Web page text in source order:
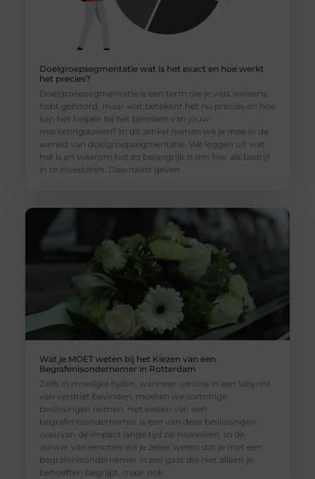
Doelgroepsegmentatie wat is het exact en hoe werkt
het precies?
Doelgroepsegmentatie is een term die je vast weleens
hebt gehoord, maar wat betekent het nu precies en hoe
kan het helpen bij het bereiken van jouw
marketingdoelen? In dit artikel nemen we je mee in de
wereld van doelgroepsegmentatie. We leggen uit wat
het is en waarom het zo belangrijk is om hier als bedrijf
in te investeren. Daarnaast geven
Wat je MOET weten bij het Kiezen van een
Begrafenisondernemer in Rotterdam
Zelfs in moeilijke tijden, wanneer we ons in een labyrint
van verdriet bevinden, moeten we sommige
beslissingen nemen. Het kiezen van een
begrafenisondernemer is een van deze beslissingen
waarvan de impact lange tijd zal nawerken. In de
wirwar van emoties wil je zeker weten dat je met een
begrafenisondernemer in zee gaat die niet alleen je
behoeften begrijpt, maar ook